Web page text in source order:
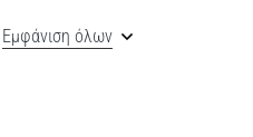
Εμφάνιση όλων